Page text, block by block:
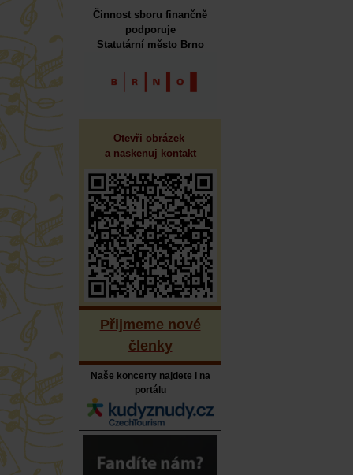
Činnost sboru finančně
podporuje
Statutární město Brno
Otevři obrázek
a naskenuj kontakt
Přijmeme nové
členky
Naše koncerty najdete i na
portálu